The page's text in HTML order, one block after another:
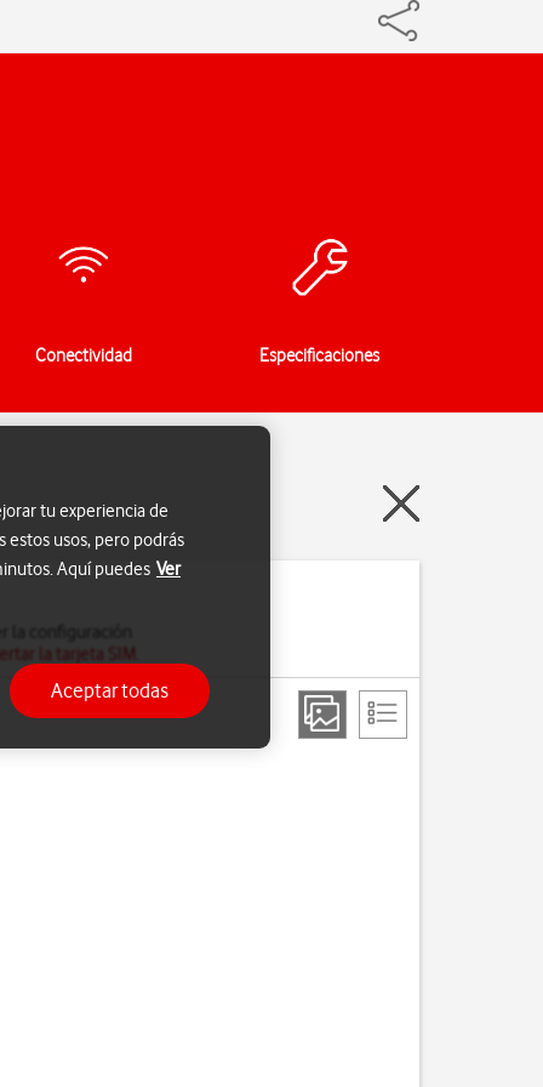
Conectividad Especificaciones
la tarjeta SIM
tu experiencia de
estos usos, pero podrás
Aquí puedes Ver
Aceptar todas